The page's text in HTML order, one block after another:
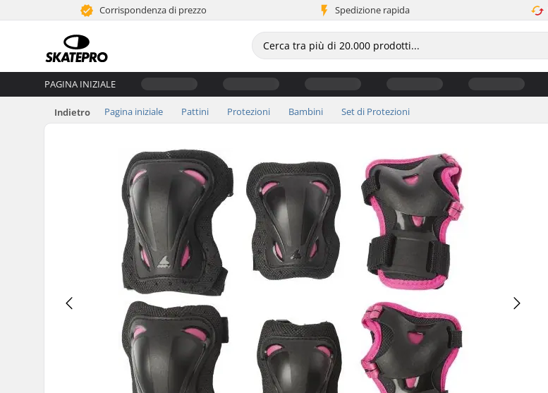
Corrispondenza di prezzo Spedizione rapida
PAGINA INIZIALE
Indietro Pagina iniziale Pattini Protezioni Bambini Set di Protezioni